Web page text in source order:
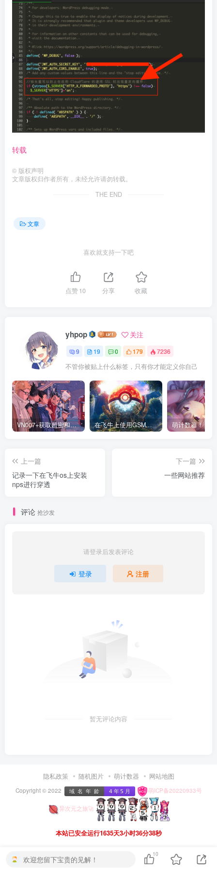
转载
© 版权声明
文章版权归作者所有，未经允许请勿转载。
THE END
文章
喜欢就支持一下吧
点赞10 分享 收藏
yhpop 关注
9 19 0 179 7236
不管你被贴上什么标签，只有你才能定义你自己
VN007+获取超密和修改IMEI 在飞牛上使用GSM面板搭建steam游戏与我的世界服务器 萌计数器！
上一篇
记录一下在飞牛os上安装
nps进行穿透
下一篇
一些网站推荐
评论 抢沙发
请登录后发表评论
登录 注册
暂无评论内容
隐私政策 随机图片 萌计数器 网站地图
Copyright © 2022 萌ICP备20220933号
异次元之旅🚀
本站已安全运行1635天3小时36分38秒
欢迎您留下宝贵的见解！
10